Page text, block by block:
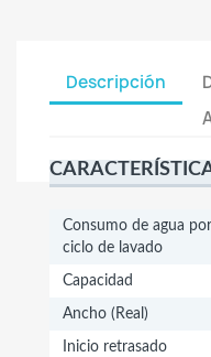
Descripción
Consumo de agua por
ciclo de lavado
Capacidad
Ancho (Real)
Inicio retrasado